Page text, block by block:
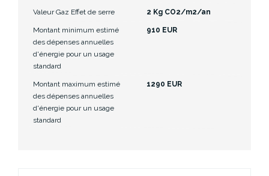
Valeur Gaz Effet de serre 2 Kg CO2/m2/an
Montant minimum estimé
des dépenses annuelles
d'énergie pour un usage
standard
910 EUR
Montant maximum estimé
des dépenses annuelles
d'énergie pour un usage
standard
1290 EUR